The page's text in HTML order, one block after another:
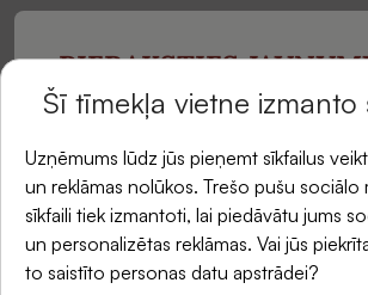
Apraksts
Atlikums veikalos
Piegādes metodes
Atsauksmes
PIERAKSTIES
pasūtījumam.
E-pasts
Šī tīmekļa vietne izmanto
Uzņēmums lūdz jūs pieņemt sīkfailus
un reklāmas nolūkos. Trešo pušu sociālo
sīkfaili tiek izmantoti, lai piedāvātu jums
un personalizētas reklāmas. Vai jūs
to saistīto personas datu apstrādei?